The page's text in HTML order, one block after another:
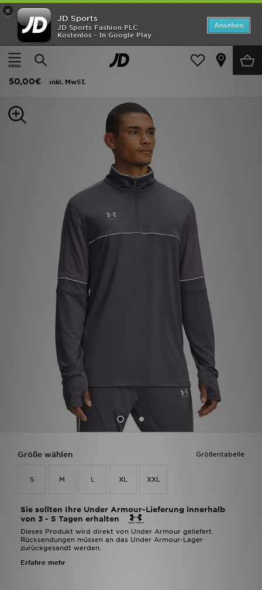
×
JD Sports
JD Sports Fashion PLC
Kostenlos - In Google Play
Ansehen
Home
Herren Herrenbekleidung Funktionsbekleidung
Under Armour Challenger Training Oberteil mit ¼-Zip
50,00€
inkl. MwST.
Größentabelle
Größe wählen
S M L XL XXL
Sie sollten Ihre Under Armour-Lieferung innerhalb
von 3 - 5 Tagen erhalten
Dieses Produkt wird direkt von Under Armour geliefert.
Rücksendungen müssen an das Under Armour-Lager
zurückgesandt werden.
Erfahre mehr
ANGEBOTE
Neuheiten
Kinder
Lade die APP
Hilfe & Kontakt
Geschenkgutschein